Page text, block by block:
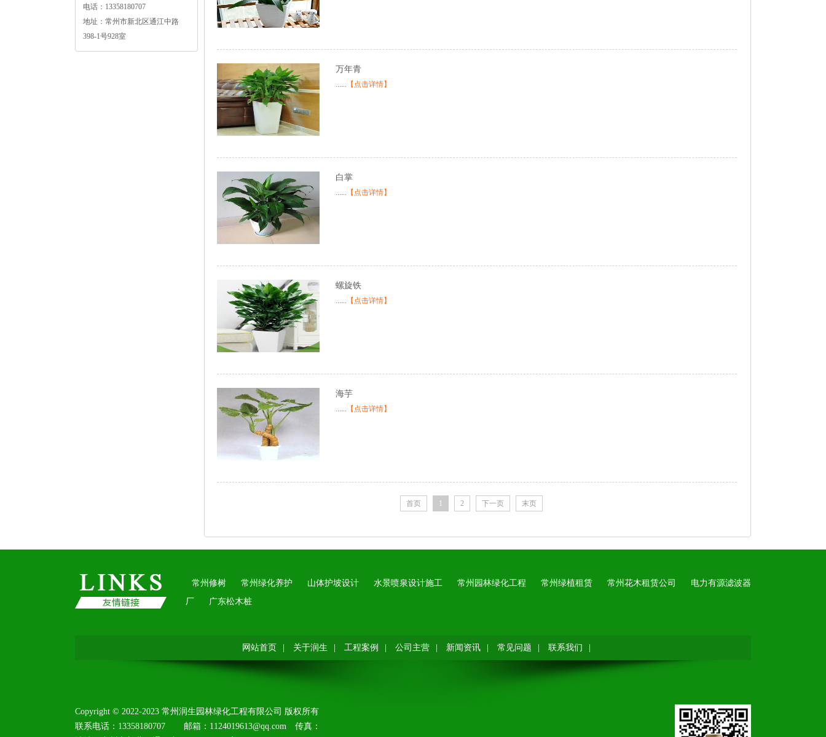
电话：13358180707
地址：常州市新北区通江中路
398-1号928室
万年青
...... 【点击详情】
白掌
...... 【点击详情】
螺旋铁
...... 【点击详情】
海芋
...... 【点击详情】
首页 1 2 下一页 末页
常州修树 常州绿化养护 山体护坡设计 水景喷泉设计施工 常州园林绿化工程 常州绿植租赁 常州花木租赁公司
电力有源滤波器
厂
广东松木桩
网站首页 关于润生 工程案例 公司主营 新闻资讯 常见问题 联系我们
Copyright©2022-2023常州润生园林绿化工程有限公司版权所有
联系电话：13358180707
邮箱：1124019613@qq.com传真：